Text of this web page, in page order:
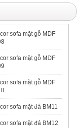
sofa mặt gỗ MDF
sofa mặt gỗ MDF
sofa mặt gỗ MDF
sofa mặt đá BM11
sofa mặt đá BM12